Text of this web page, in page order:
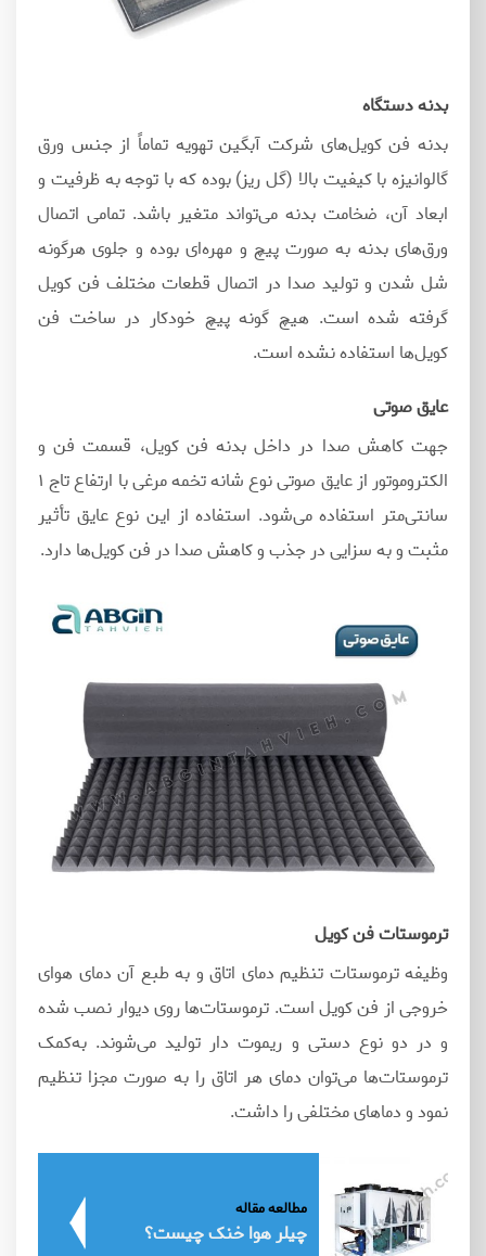
بدنه دستگاه
بدنه فن کویل‌های شرکت آبگین تهویه تماماً از جنس ورق
گالوانیزه با کیفیت بالا (گل ریز) بوده که با توجه به ظرفیت و
ابعاد آن، ضخامت بدنه می‌تواند متغیر باشد. تمامی اتصال
ورق‌های بدنه به‌ صورت پیچ و مهره‌ای بوده و جلوی هرگونه
شل شدن و تولید صدا در اتصال قطعات مختلف فن کویل
گرفته شده‌ است. هیچ‌ گونه پیچ خودکار در ساخت فن
کویل‌ها استفاده نشده است.
عایق صوتی
جهت کاهش صدا در داخل بدنه فن کویل، قسمت فن و
الکتروموتور از عایق صوتی نوع شانه تخمه مرغی با ارتفاع تاج ۱
سانتی‌متر استفاده می‌شود. استفاده از این نوع عایق تأثیر
مثبت و به سزایی در جذب و کاهش صدا در فن کویل‌ها دارد.
ترموستات فن کویل
وظیفه ترموستات تنظیم دمای اتاق و به طبع آن دمای هوای
خروجی از فن کویل است. ترموستات‌ها روی دیوار نصب شده
و در دو نوع دستی و ریموت دار تولید می‌شوند. به‌کمک
ترموستات‌ها می‌توان دمای هر اتاق را به‌ صورت مجزا تنظیم
نمود و دماهای مختلفی را داشت.
مطالعه مقاله
چیلر هوا خنک چیست؟